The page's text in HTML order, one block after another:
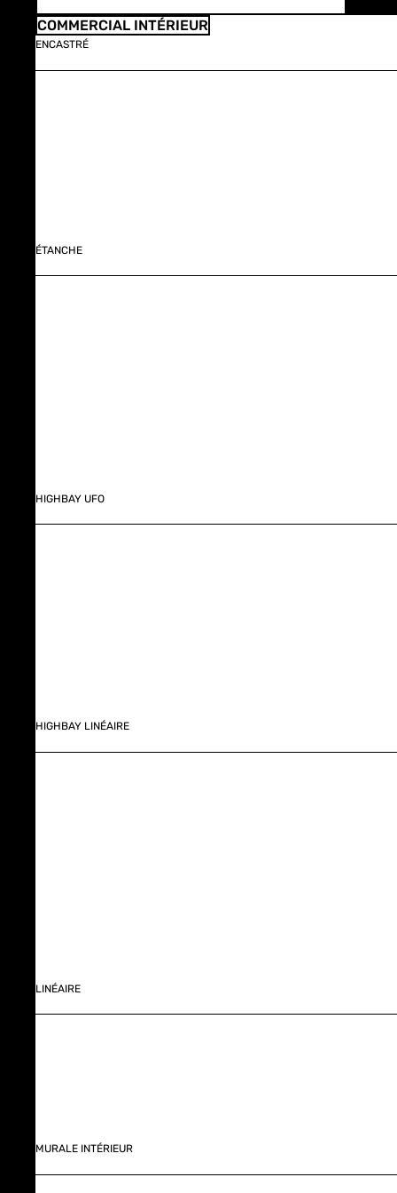
COMMERCIAL INTÉRIEUR
ENCASTRÉ
ÉTANCHE
HIGHBAY UFO
HIGHBAY LINÉAIRE
LINÉAIRE
MURALE INTÉRIEUR